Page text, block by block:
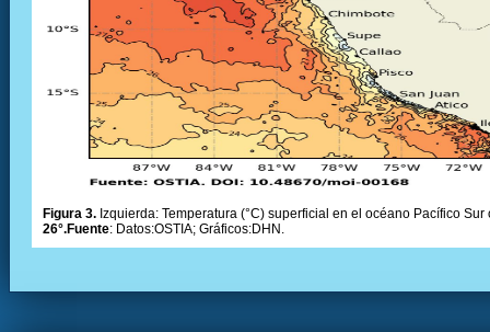
Figura 3. Izquierda: Temperatura (°C) superficial en el océano Pacífico
26°.Fuente: Datos:OSTIA; Gráficos:DHN.